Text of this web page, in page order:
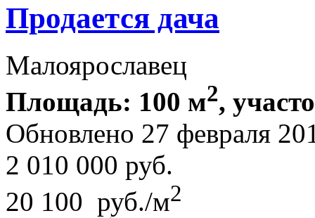
Продается дача
Малоярославец
Площадь: 100 м2,
Обновлено 27 февраля
2 010 000 руб.
20 100 руб./м2